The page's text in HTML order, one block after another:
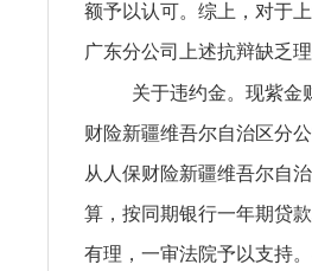
额予以认可。综上，对于
广东分公司上述抗辩缺乏
关于违约金。现紫金
财险新疆维吾尔自治区分
从人保财险新疆维吾尔自
算，按同期银行一年期贷
有理，一审法院予以支持